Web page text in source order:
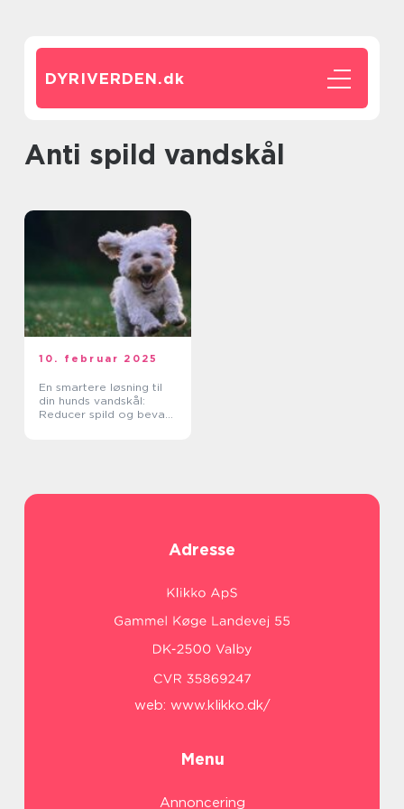
DYRIVERDEN.dk
anti spild vandskål
10. februar 2025
En smartere løsning til
din hunds vandskål:
Reducer spild og bevar
Adresse
web: www.klikko.dk/
Menu
Annoncering